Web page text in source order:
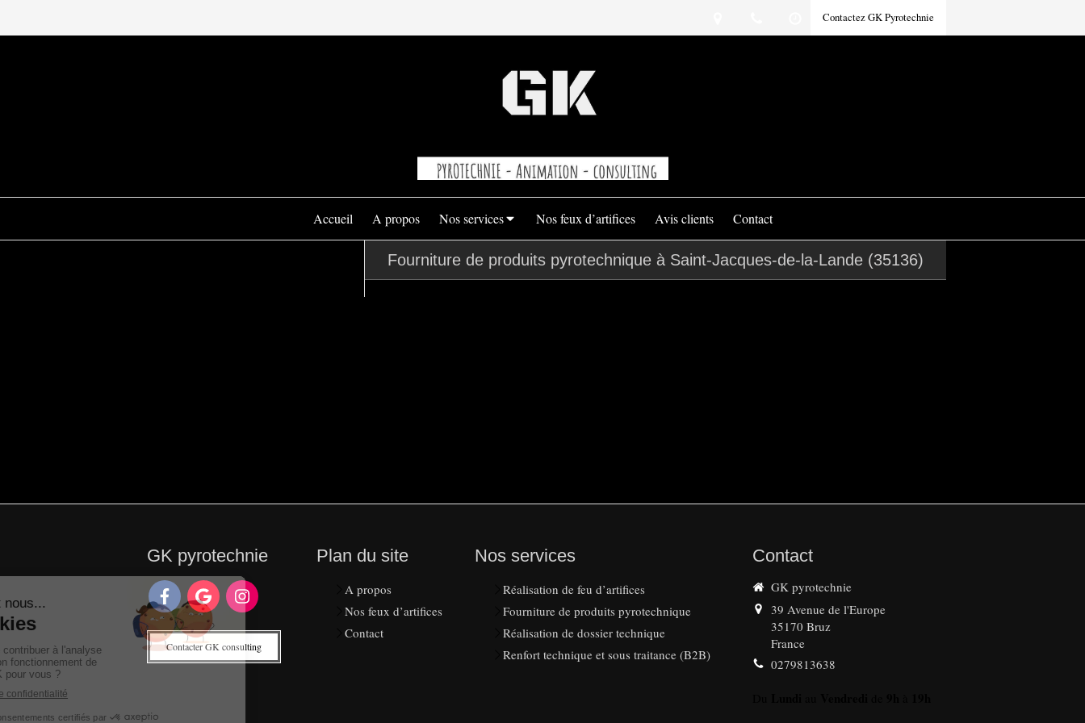
Contactez GK Pyrotechnie
Accueil A propos Nos services Nos feux d’artifices Avis clients Contact
Fourniture de produits pyrotechnique à Saint-Jacques-de-la-Lande (35136)
GK pyrotechnie
Contacter GK consulting
Plan du site
A propos
Nos feux d’artifices
Contact
Nos services
Réalisation de feu d’artifices
Fourniture de produits pyrotechnique
Réalisation de dossier technique
Renfort technique et sous traitance (B2B)
Contact
GK pyrotechnie
39 Avenue de l'Europe
35170 Bruz
France
0279813638